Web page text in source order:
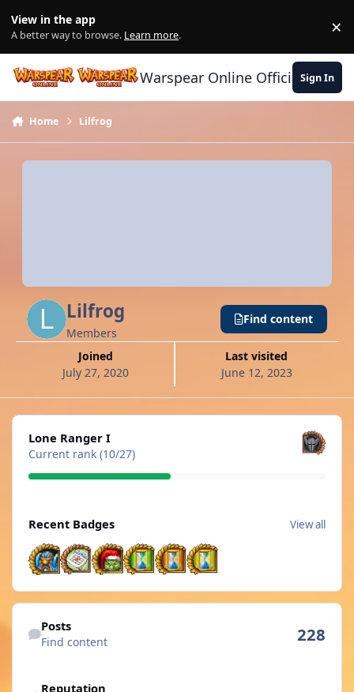
View in the app
A better way to browse. Learn more. ×
Warspear Online Official Forum
Sign In
Home Lilfrog
Lilfrog
Members
Joined
July 27, 2020
Last visited
June 12, 2023
Find content
View all
Lone Ranger I
Current rank (10/27)
Recent Badges View all
Find content
Posts
Find content 228
Reputation